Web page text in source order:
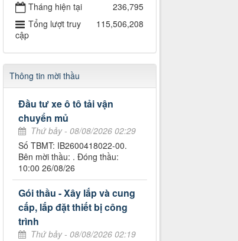
Tháng hiện tại
236,795
Tổng lượt truy
cập
115,506,208
Thông tin mời thầu
Đầu tư xe ô tô tải vận
chuyển mủ
Thứ bảy - 08/08/2026 02:29
Số TBMT: IB2600418022-00.
Bên mời thầu: . Đóng thầu:
10:00 26/08/26
Gói thầu - Xây lắp và cung
cấp, lắp đặt thiết bị công
trình
Thứ bảy - 08/08/2026 02:19